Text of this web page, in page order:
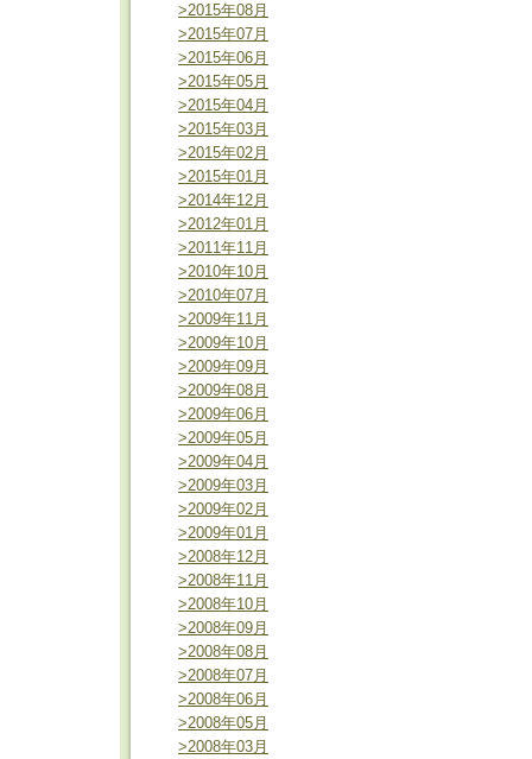
>2015年08月
>2015年07月
>2015年06月
>2015年05月
>2015年04月
>2015年03月
>2015年02月
>2015年01月
>2014年12月
>2012年01月
>2011年11月
>2010年10月
>2010年07月
>2009年11月
>2009年10月
>2009年09月
>2009年08月
>2009年06月
>2009年05月
>2009年04月
>2009年03月
>2009年02月
>2009年01月
>2008年12月
>2008年11月
>2008年10月
>2008年09月
>2008年08月
>2008年07月
>2008年06月
>2008年05月
>2008年03月